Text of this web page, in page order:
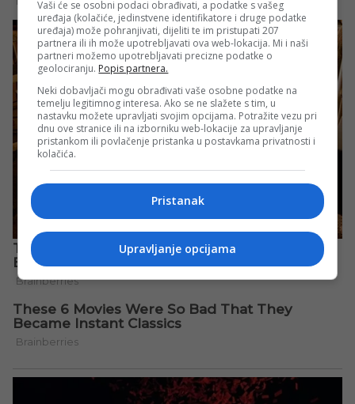
Vaši će se osobni podaci obrađivati, a podatke s vašeg
uređaja (kolačiće, jedinstvene identifikatore i druge podatke
uređaja) može pohranjivati, dijeliti te im pristupati 207
partnera ili ih može upotrebljavati ova web-lokacija. Mi i naši
partneri možemo upotrebljavati precizne podatke o
geolociranju. Popis partnera.
Neki dobavljači mogu obrađivati vaše osobne podatke na
temelju legitimnog interesa. Ako se ne slažete s tim, u
nastavku možete upravljati svojim opcijama. Potražite vezu pri
dnu ove stranice ili na izborniku web-lokacije za upravljanje
pristankom ili povlačenje pristanka u postavkama privatnosti i
kolačića.
Pristanak
Upravljanje opcijama